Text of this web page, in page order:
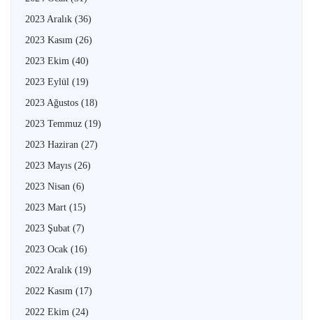
2023 Aralık (36)
2023 Kasım (26)
2023 Ekim (40)
2023 Eylül (19)
2023 Ağustos (18)
2023 Temmuz (19)
2023 Haziran (27)
2023 Mayıs (26)
2023 Nisan (6)
2023 Mart (15)
2023 Şubat (7)
2023 Ocak (16)
2022 Aralık (19)
2022 Kasım (17)
2022 Ekim (24)